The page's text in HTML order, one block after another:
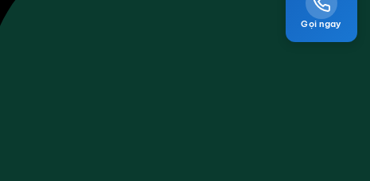
Gọi ngay